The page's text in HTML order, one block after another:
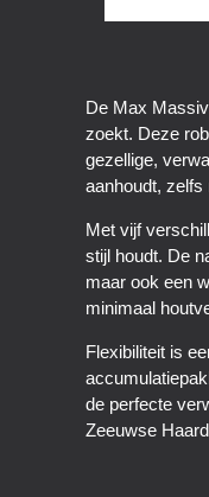
De Max
zoekt. Deze
gezellige,
aanhoudt, zelfs
Met vijf
stijl houdt. De
maar ook een
minimaal
Flexibiliteit is
de perfecte
Zeeuwse